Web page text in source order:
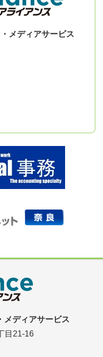
メディアサービス
メディアサービス
目21-16